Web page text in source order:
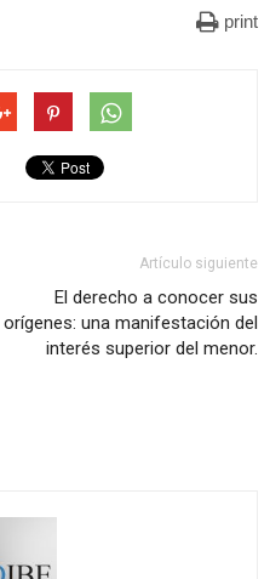
print
Artículo siguiente
El derecho a conocer sus
orígenes: una manifestación del
interés superior del menor.